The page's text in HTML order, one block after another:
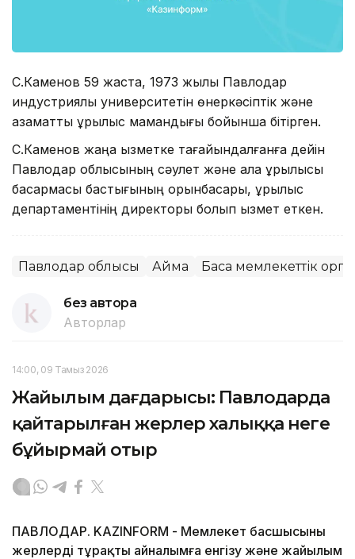
С.Каменов 59 жаста, 1973 жылы Павлодар
индустриялық университетін өнеркәсіптік және
азаматтық құрылыс мамандығы бойынша бітірген.
С.Каменов жаңа қызметке тағайындалғанға дейін
Павлодар облысының сәулет және қала құрылысы
басқармасы бастығының орынбасары, құрылыс
департаментінің директоры болып қызмет еткен.
Павлодар облысы Аймақ Басқа мемлекеттік
без автора
Авторлар
14:00, 09 Тамыз 2026
Жайылым дағдарысы: Павлодарда
қайтарылған жерлер халыққа неге
бұйырмай отыр
ПАВЛОДАР. KAZINFORM - Мемлекет басшысының
жерлерді тұрақты айналымға енгізу және жайылым